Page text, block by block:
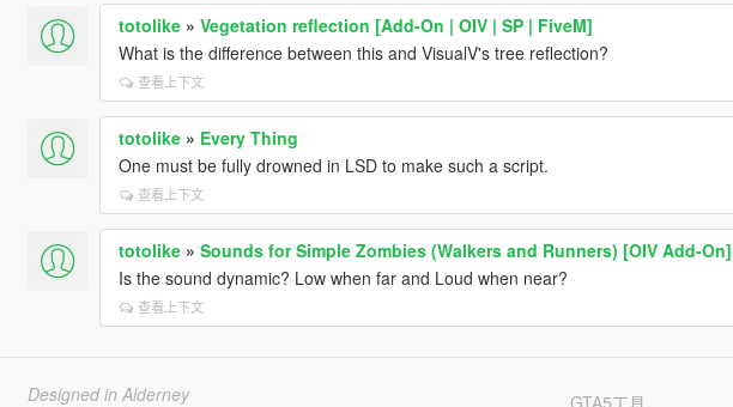
totolike» Vegetation reflection [Add-On | OIV | SP | FiveM]
What is the difference between this and VisualV's tree reflection?
查看上下文
totolike» Every Thing
One must be fully drowned in LSD to make such a script.
查看上下文
totolike» Sounds for Simple Zombies (Walkers and Runners) [OIV Add-On]
Is the sound dynamic? Low when far and Loud when near?
查看上下文
Designed in Alderney
GTA5工具